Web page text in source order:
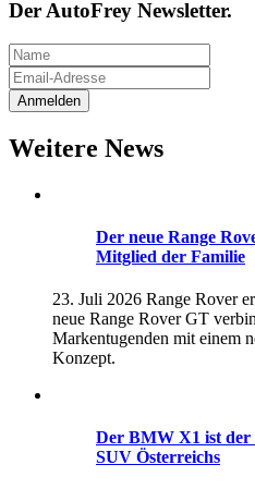
Der AutoFrey Newsletter.
Weitere News
Der neue Range
Mitglied der Familie
23. Juli 2026 Range Rover
neue Range Rover GT
Markentugenden mit einem
Konzept.
Der BMW X1 ist der
SUV Österreichs